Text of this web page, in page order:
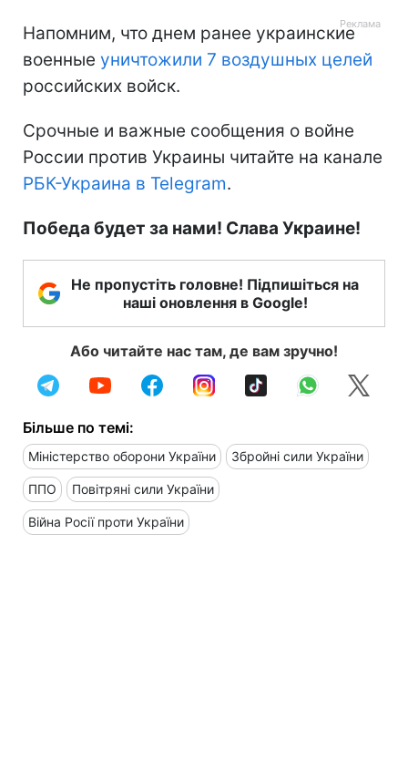
Напомним, что днем ранее украинские
военные уничтожили 7 воздушных целей
российских войск.
Срочные и важные сообщения о войне
России против Украины читайте на канале
РБК-Украина в Telegram.
Победа будет за нами! Слава Украине!
Не пропустіть головне! Підпишіться на
наші оновлення в Google!
Або читайте нас там, де вам зручно!
Більше по темі:
Міністерство оборони України Збройні сили України
ППО Повітряні сили України
Війна Росії проти України